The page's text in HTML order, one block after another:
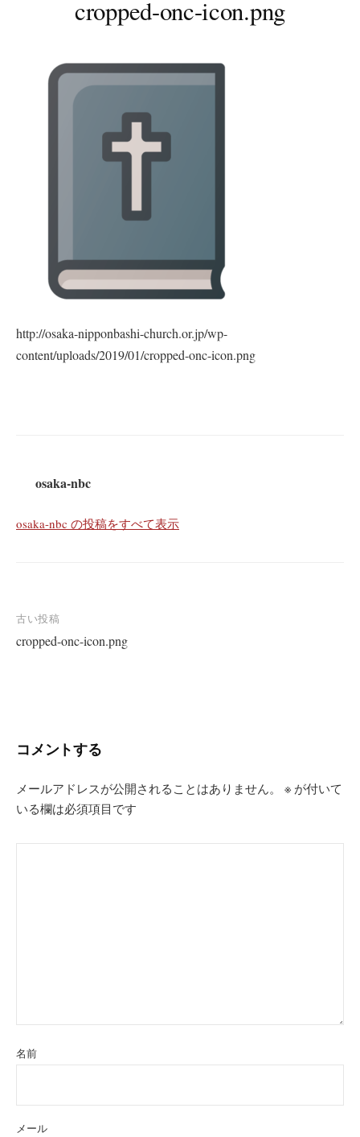
cropped-onc-icon.png
http://osaka-nipponbashi-church.or.jp/wp-
content/uploads/2019/01/cropped-onc-icon.png
osaka-nbc
osaka-nbc の投稿をすべて表示
投
稿
ー
ョ
ン
古い投稿
cropped-onc-icon.png
コメントする
メールアドレスが公開されることはありません。 ※ が付いて
いる欄は必須項目です
名前
メール